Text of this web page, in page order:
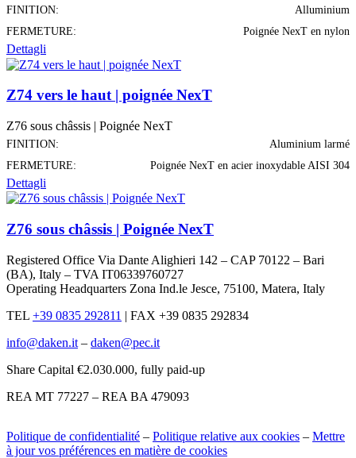
FINITION:
Alluminium
FERMETURE:
Poignée NexT en nylon
Dettagli
Z74 vers le haut | poignée NexT
Z76 sous châssis | Poignée NexT
FINITION:
Aluminium larmé
FERMETURE:
Poignée NexT en acier inoxydable AISI 304
Dettagli
Z76 sous châssis | Poignée NexT
Registered Office Via Dante Alighieri 142 – CAP 70122 – Bari
(BA), Italy – TVA IT06339760727
Operating Headquarters Zona Ind.le Jesce, 75100, Matera, Italy
TEL +39 0835 292811 | FAX +39 0835 292834
info@daken.it – daken@pec.it
Share Capital €2.030.000, fully paid-up
REA MT 77227 – REA BA 479093
Politique de confidentialité – Politique relative aux cookies – Mettre
à jour vos préférences en matière de cookies